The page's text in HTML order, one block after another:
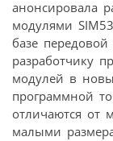
анонсировала
модулями
базе
разработчику
модулей в
программной
отличаются от
малыми